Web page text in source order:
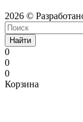
2026 ©
Найти
0
0
0
Корзина